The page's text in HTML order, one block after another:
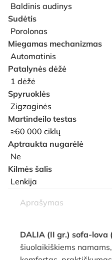
Baldinis audinys
Sudėtis
Porolonas
Miegamas mechanizmas
Automatinis
Patalynės dėžė
1 dėžė
Spyruoklės
Zigzaginės
Martindeilo testas
≥60 000 ciklų
Aptraukta nugarėlė
Ne
Kilmės šalis
Lenkija
Aprašymas
DALIA (II gr.) sofa-lova
šiuolaikiškiems